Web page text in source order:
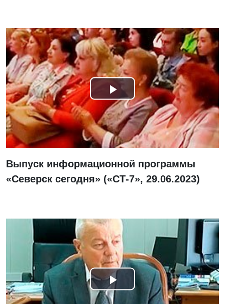
Смотреть
видео
Выпуск информационной программы
«Северск сегодня» («СТ-7», 29.06.2023)
Смотреть